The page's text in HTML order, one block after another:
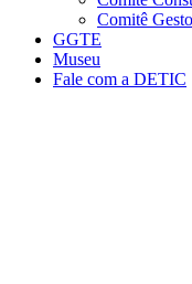
Comitê
GGTE
Museu
Fale com a DETIC